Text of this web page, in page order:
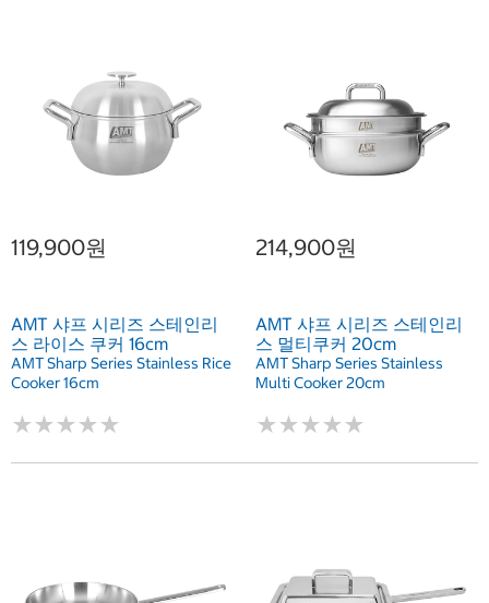
119,900원
AMT 샤프 시리즈 스테인리
스 라이스 쿠커 16cm
AMT Sharp Series Stainless Rice
Cooker 16cm
★★★★★
★★★★★
214,900원
AMT 샤프 시리즈 스테인리
스 멀티쿠커 20cm
AMT Sharp Series Stainless
Multi Cooker 20cm
★★★★★
★★★★★